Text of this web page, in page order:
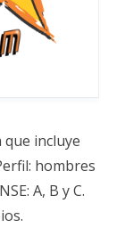
incluye
hombres
A, B y C.